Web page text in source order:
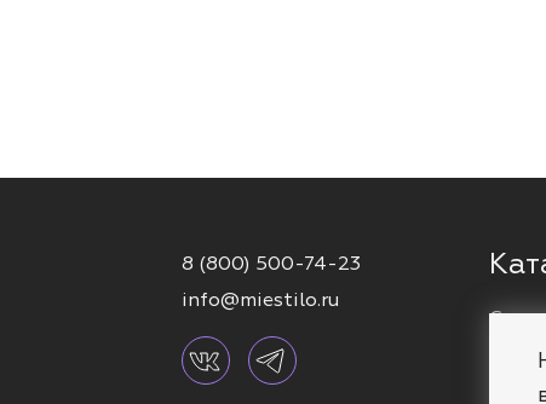
8 (800) 500-74-23
info@miestilo.ru